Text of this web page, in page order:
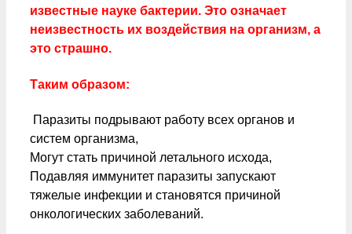
известные науке бактерии. Это означает
неизвестность их воздействия на организм, а
это страшно.
Таким образом:
Паразиты подрывают работу всех органов и
систем организма,
Могут стать причиной летального исхода,
Подавляя иммунитет паразиты запускают
тяжелые инфекции и становятся причиной
онкологических заболеваний.